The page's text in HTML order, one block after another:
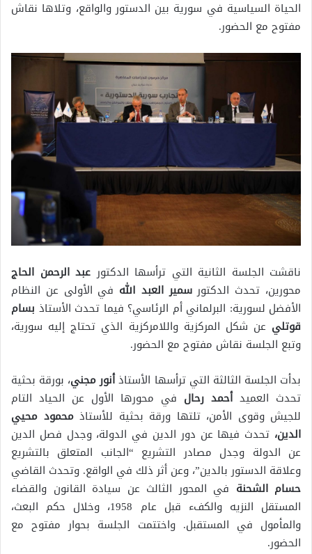
الحياة السياسية في سورية بين الدستور والواقع، وتلاها نقاش
مفتوح مع الحضور.
ناقشت الجلسة الثانية التي ترأسها الدكتور عبد الرحمن الحاج
محورين، تحدث الدكتورسمير العبد الله في الأولى عن النظام
الأفضل لسورية: البرلماني أم الرئاسي؟ فيما تحدث الأستاذ بسام
قوتلي عن شكل المركزية واللامركزية الذي تحتاج إليه سورية،
وتبع الجلسة نقاش مفتوح مع الحضور.
بدأت الجلسة الثالثة التي ترأسها الأستاذأنور مجني، بورقة بحثية
تحدث العميدأحمد رحال في محورها الأول عن الحياد التام
للجيش وقوى الأمن، تلتها ورقة بحثية للأستاذمحمود محيي
الدين، تحدث فيها عن دور الدين في الدولة، وجدل فصل الدين
عن الدولة وجدل مصادر التشريع “الجانب المتعلق بالتشريع
وعلاقة الدستور بالدين”، وعن أثر ذلك في الواقع. وتحدث القاضي
حسام الشحنة في المحور الثالث عن سيادة القانون والقضاء
المستقل النزيه والكفء قبل عام 1958، وخلال حكم البعث،
والمأمول في المستقبل. واختتمت الجلسة بحوار مفتوح مع
الحضور.